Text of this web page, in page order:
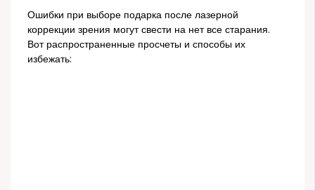
Ошибки при выборе подарка после лазерной
коррекции зрения могут свести на нет все старания.
Вот распространенные просчеты и способы их
избежать: